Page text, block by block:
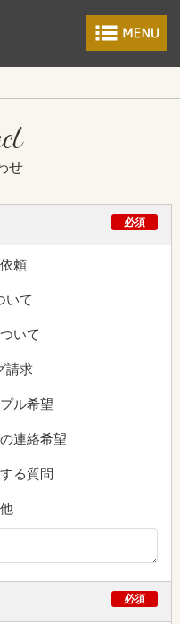
食品包装容器と
せ
必須
頼
いて
いて
請求
ル希望
連絡希望
る質問
必須